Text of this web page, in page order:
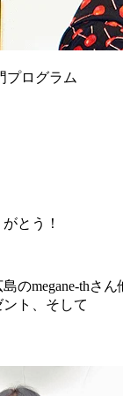
プログラム
とう！
のmegane-thさん
ト、そして